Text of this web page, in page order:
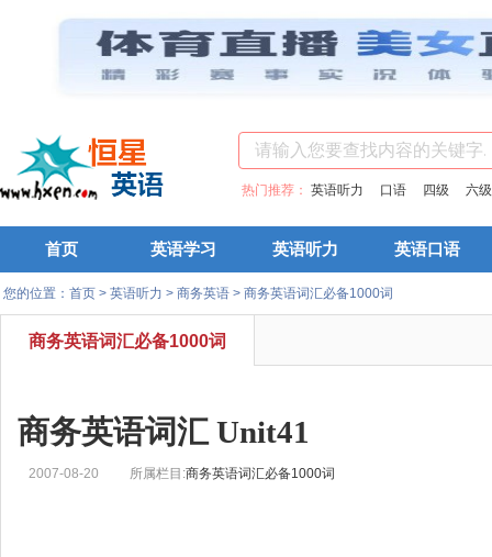
热门推荐： 英语听力 口语 四级 六级
首页 英语学习 英语听力 英语口语
您的位置： 首页 > 英语听力 > 商务英语 > 商务英语词汇必备1000词
商务英语词汇必备1000词
商务英语词汇 Unit41
2007-08-20 所属栏目:商务英语词汇必备1000词